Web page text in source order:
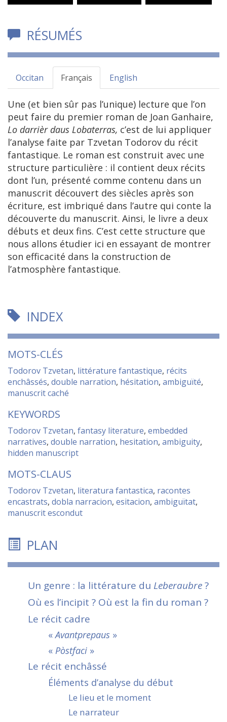
RÉSUMÉS
Occitan Français English
Une (et bien sûr pas l’unique) lecture que l’on
peut faire du premier roman de Joan Ganhaire,
Lo darrièr daus Lobaterras, c’est de lui appliquer
l’analyse faite par Tzvetan Todorov du récit
fantastique. Le roman est construit avec une
structure particulière : il contient deux récits
dont l’un, présenté comme contenu dans un
manuscrit découvert des siècles après son
écriture, est imbriqué dans l’autre qui conte la
découverte du manuscrit. Ainsi, le livre a deux
débuts et deux fins. C’est cette structure que
nous allons étudier ici en essayant de montrer
son efficacité dans la construction de
l’atmosphère fantastique.
INDEX
MOTS-CLÉS
Todorov Tzvetan, littérature fantastique, récits
enchâssés, double narration, hésitation, ambiguïté,
manuscrit caché
KEYWORDS
Todorov Tzvetan, fantasy literature, embedded
narratives, double narration, hesitation, ambiguity,
hidden manuscript
MOTS-CLAUS
Todorov Tzvetan, literatura fantastica, racontes
encastrats, dobla narracion, esitacion, ambiguïtat,
manuscrit escondut
PLAN
Un genre : la littérature du Leberaubre?
Où es l’incipit ? Où est la fin du roman ?
Le récit cadre
«Avantprepaus »
« Pòstfaci »
Le récit enchâssé
Éléments d’analyse du début
Le lieu et le moment
Le narrateur